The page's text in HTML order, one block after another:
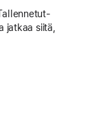
jatkaa siitä,